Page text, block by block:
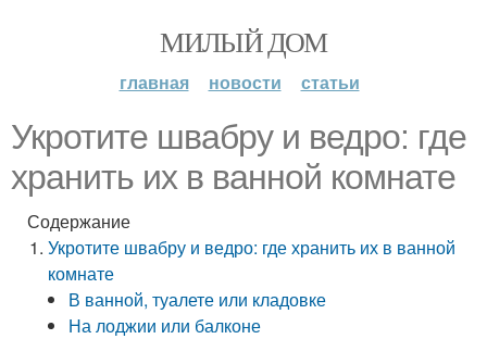
МИЛЫЙ ДОМ
главная новости статьи
Укротите швабру и ведро: где
хранить их в ванной комнате
Содержание
Укротите швабру и ведро: где хранить их в ванной
комнате
В ванной, туалете или кладовке
На лоджии или балконе